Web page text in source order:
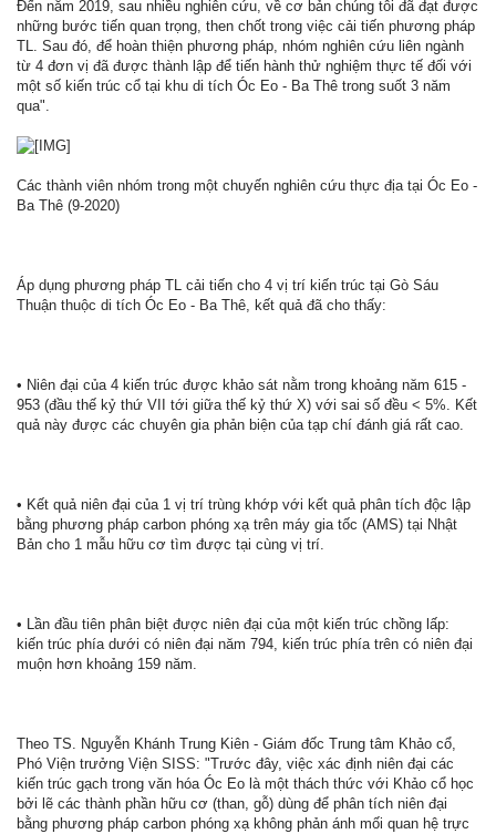
Đến năm 2019, sau nhiều nghiên cứu, về cơ bản chúng tôi đã đạt được
những bước tiến quan trọng, then chốt trong việc cải tiến phương pháp
TL. Sau đó, để hoàn thiện phương pháp, nhóm nghiên cứu liên ngành
từ 4 đơn vị đã được thành lập để tiến hành thử nghiệm thực tế đối với
một số kiến trúc cổ tại khu di tích Óc Eo - Ba Thê trong suốt 3 năm
qua".
Các thành viên nhóm trong một chuyến nghiên cứu thực địa tại Óc Eo -
Ba Thê (9-2020)
Áp dụng phương pháp TL cải tiến cho 4 vị trí kiến trúc tại Gò Sáu
Thuận thuộc di tích Óc Eo - Ba Thê, kết quả đã cho thấy:
• Niên đại của 4 kiến trúc được khảo sát nằm trong khoảng năm 615 -
953 (đầu thế kỷ thứ VII tới giữa thế kỷ thứ X) với sai số đều < 5%. Kết
quả này được các chuyên gia phản biện của tạp chí đánh giá rất cao.
• Kết quả niên đại của 1 vị trí trùng khớp với kết quả phân tích độc lập
bằng phương pháp carbon phóng xạ trên máy gia tốc (AMS) tại Nhật
Bản cho 1 mẫu hữu cơ tìm được tại cùng vị trí.
• Lần đầu tiên phân biệt được niên đại của một kiến trúc chồng lấp:
kiến trúc phía dưới có niên đại năm 794, kiến trúc phía trên có niên đại
muộn hơn khoảng 159 năm.
Theo TS. Nguyễn Khánh Trung Kiên - Giám đốc Trung tâm Khảo cổ,
Phó Viện trưởng Viện SISS: "Trước đây, việc xác định niên đại các
kiến trúc gạch trong văn hóa Óc Eo là một thách thức với Khảo cổ học
bởi lẽ các thành phần hữu cơ (than, gỗ) dùng để phân tích niên đại
bằng phương pháp carbon phóng xạ không phản ánh mối quan hệ trực